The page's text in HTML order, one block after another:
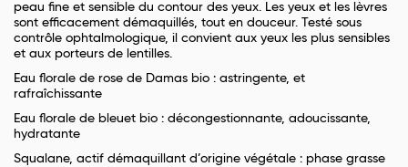
peau fine et sensible du contour des yeux. Les yeux et les lèvres
sont efficacement démaquillés, tout en douceur. Testé sous
contrôle ophtalmologique, il convient aux yeux les plus sensibles
et aux porteurs de lentilles.
Eau florale de rose de Damas bio : astringente, et
rafraîchissante
Eau florale de bleuet bio : décongestionnante, adoucissante,
hydratante
Squalane, actif démaquillant d’origine végétale : phase grasse